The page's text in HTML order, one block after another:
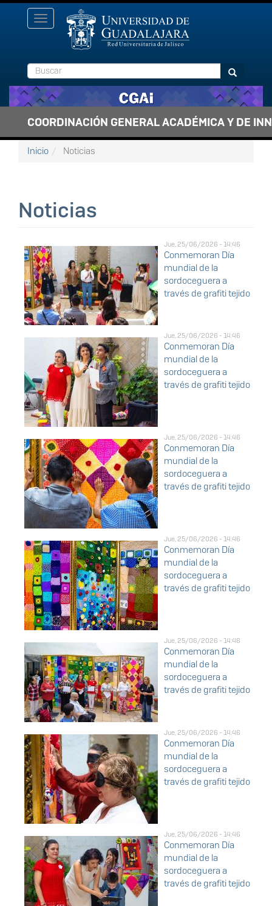
Pasar al contenido principal
Toggle
navigation
Buscar Buscar
COORDINACIÓN GENERAL ACADÉMICA Y DE
Inicio Noticias
Noticias
Jue, 25/06/2026 - 14:46
Conmemoran Día
mundial de la
sordoceguera a
través de grafiti tejido
Jue, 25/06/2026 - 14:46
Conmemoran Día
mundial de la
sordoceguera a
través de grafiti tejido
Jue, 25/06/2026 - 14:46
Conmemoran Día
mundial de la
sordoceguera a
través de grafiti tejido
Jue, 25/06/2026 - 14:46
Conmemoran Día
mundial de la
sordoceguera a
través de grafiti tejido
Jue, 25/06/2026 - 14:46
Conmemoran Día
mundial de la
sordoceguera a
través de grafiti tejido
Jue, 25/06/2026 - 14:46
Conmemoran Día
mundial de la
sordoceguera a
través de grafiti tejido
Jue, 25/06/2026 - 14:46
Conmemoran Día
mundial de la
sordoceguera a
través de grafiti tejido